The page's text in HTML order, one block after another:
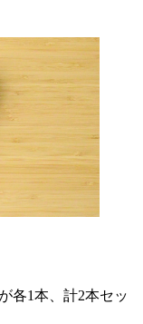
各1本、計2本セッ